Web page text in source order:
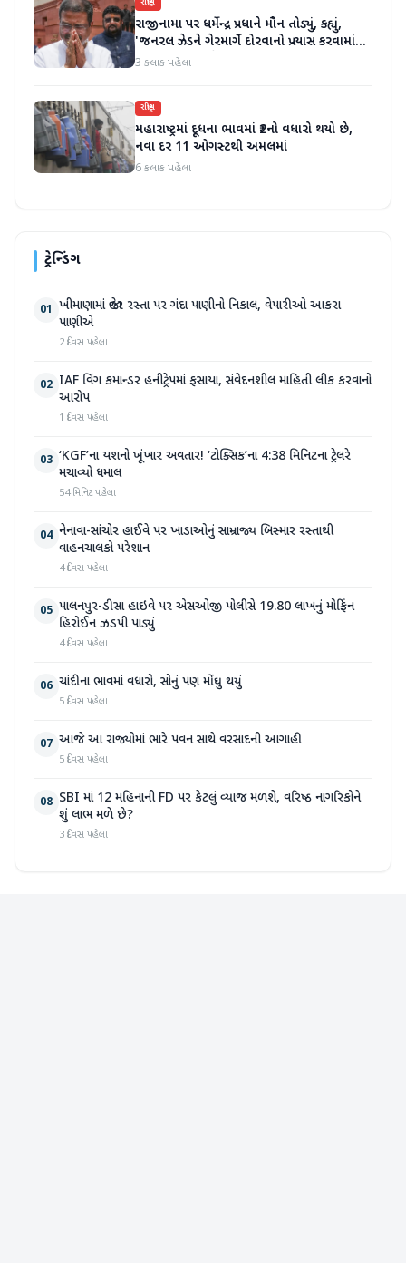
રાષ્ટ્રીય
રાજીનામા પર ધર્મેન્દ્ર પ્રધાને મૌન તોડ્યું, કહ્યું,
'જનરલ ઝેડને ગેરમાર્ગે દોરવાનો પ્રયાસ કરવામાં
આવ્યો, મારા માટે પદ મહત્વનું નથી'
3 કલાક પહેલા
રાષ્ટ્રીય
મહારાષ્ટ્રમાં દૂધના ભાવમાં ₹2નો વધારો થયો છે,
નવા દર 11 ઓગસ્ટથી અમલમાં
6 કલાક પહેલા
ટ્રેન્ડિંગ
01 ખીમાણામાં જાહેર રસ્તા પર ગંદા પાણીનો નિકાલ, વેપારીઓ આકરા
પાણીએ
2 દિવસ પહેલા
02 IAF વિંગ કમાન્ડર હનીટ્રેપમાં ફસાયા, સંવેદનશીલ માહિતી લીક કરવાનો
આરોપ
1 દિવસ પહેલા
03 ‘KGF’ના યશનો ખૂંખાર અવતાર! ‘ટોક્સિક’ના 4:38 મિનિટના ટ્રેલરે
મચાવ્યો ધમાલ
54 મિનિટ પહેલા
04 નેનાવા-સાંચોર હાઈવે પર ખાડાઓનું સામ્રાજ્ય બિસ્માર રસ્તાથી
વાહનચાલકો પરેશાન
4 દિવસ પહેલા
05 પાલનપુર-ડીસા હાઇવે પર એસઓજી પોલીસે 19.80 લાખનું મોર્ફિન
હિરોઈન ઝડપી પાડ્યું
4 દિવસ પહેલા
06 ચાંદીના ભાવમાં વધારો, સોનું પણ મોંઘુ થયું
5 દિવસ પહેલા
07 આજે આ રાજ્યોમાં ભારે પવન સાથે વરસાદની આગાહી
5 દિવસ પહેલા
08 SBI માં 12 મહિનાની FD પર કેટલું વ્યાજ મળશે, વરિષ્ઠ નાગરિકોને
શું લાભ મળે છે?
3 દિવસ પહેલા